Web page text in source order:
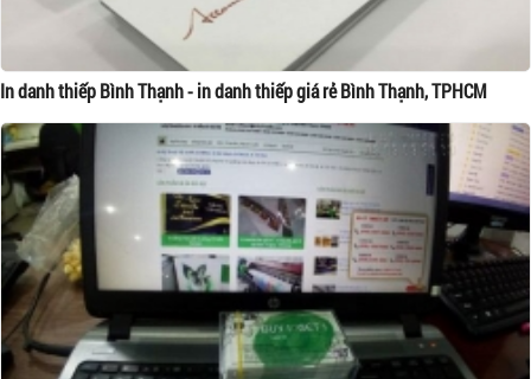
In danh thiếp Bình Thạnh - in danh thiếp giá rẻ Bình Thạnh, TPHCM